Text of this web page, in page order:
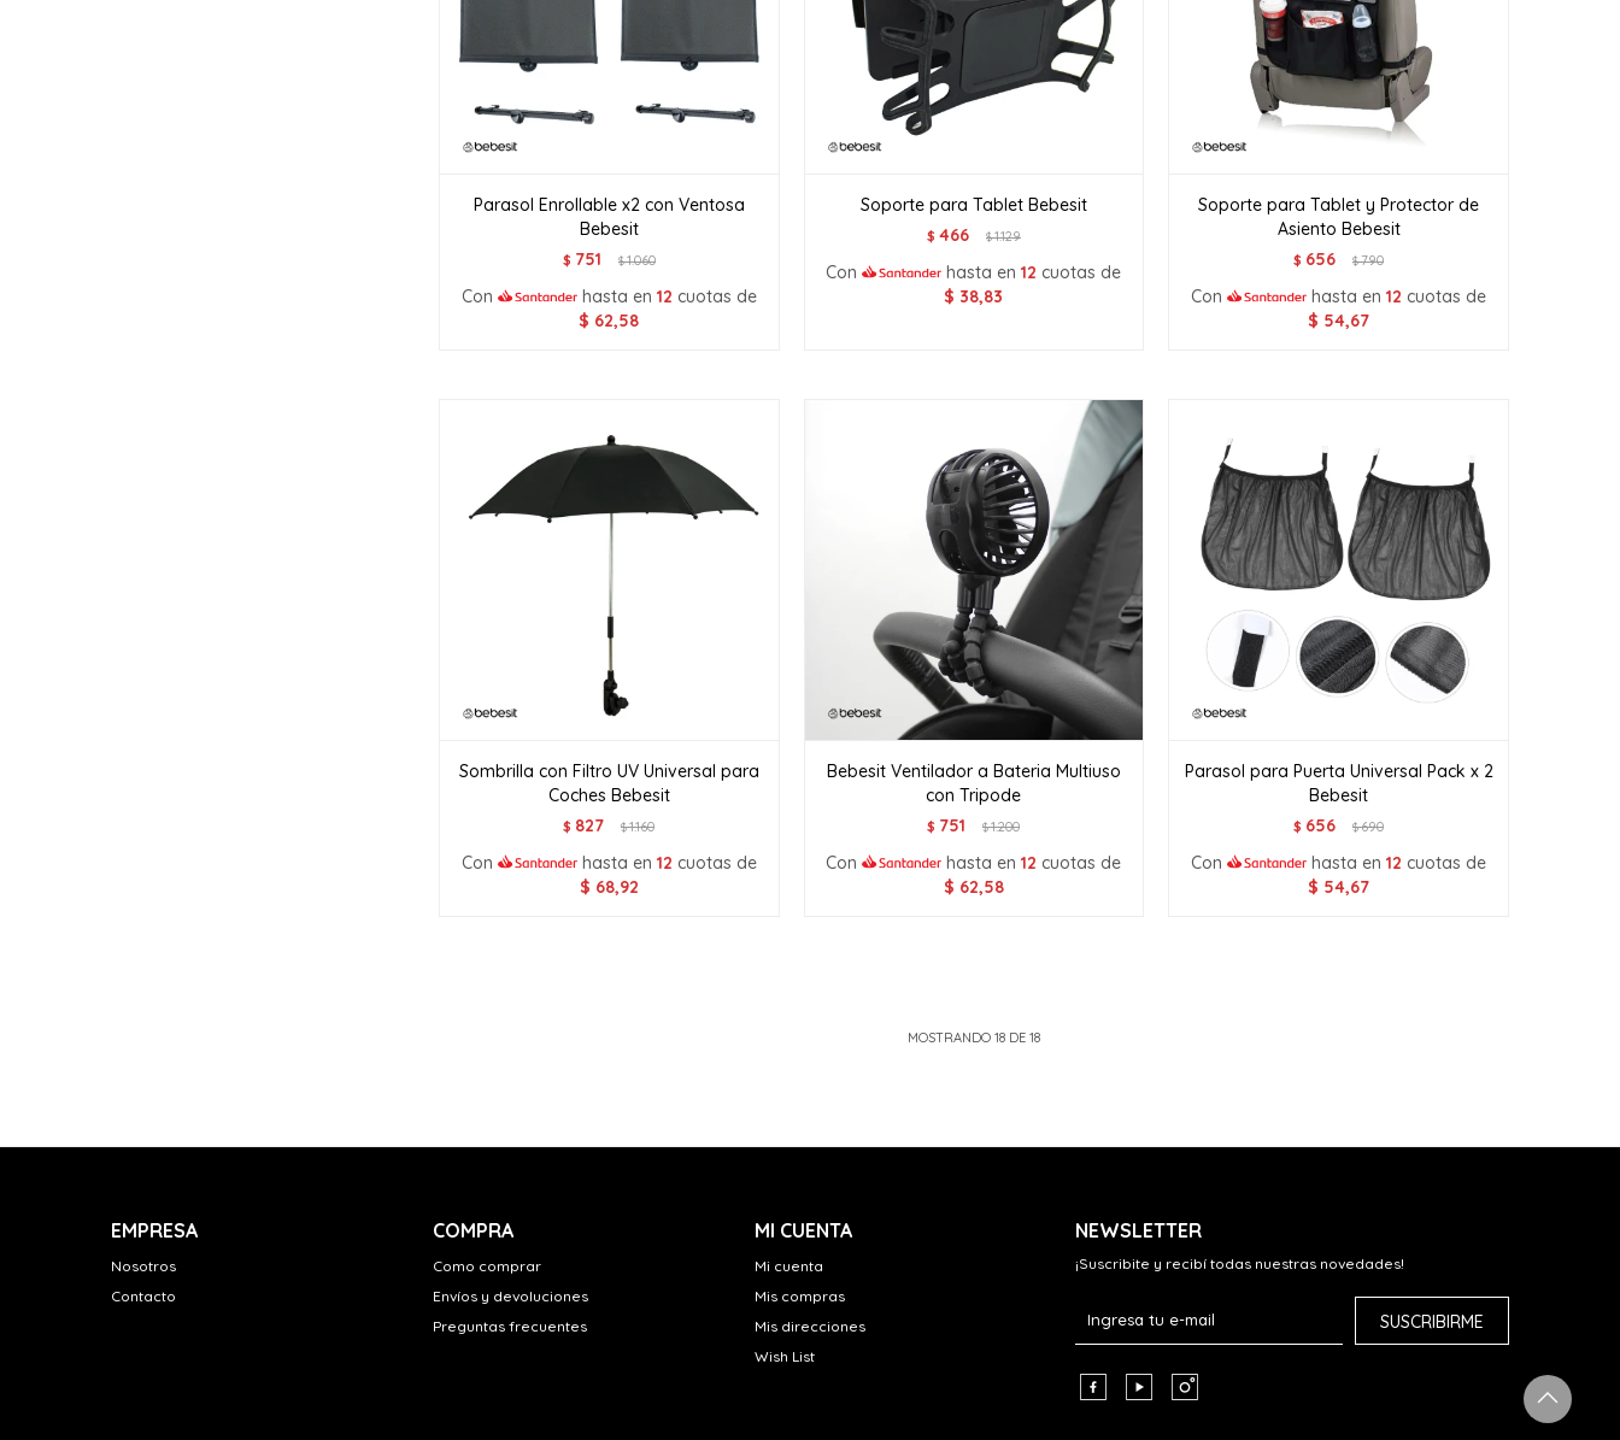
Parasol Enrollable x2 con Ventosa
Bebesit
$ 751 $1.060
Con hasta en 12 cuotas de
$ 62,58
Soporte para Tablet Bebesit
$ 466 $1.129
Con hasta en12 cuotas de
$ 38,83
Soporte para Tablet y Protector de
Asiento Bebesit
$ 656 $790
Con hasta en12 cuotas de
$ 54,67
Sombrilla con Filtro UV Universal para
Coches Bebesit
$ 827 $1.160
Con hasta en 12 cuotas de
$ 68,92
Bebesit Ventilador a Bateria Multiuso
con Tripode
$ 751 $1.200
Con hasta en12 cuotas de
$ 62,58
Parasol para Puerta Universal Pack x 2
Bebesit
$ 656 $690
Con hasta en12 cuotas de
$ 54,67
MOSTRANDO 18 DE 18
EMPRESA
Nosotros
Contacto
COMPRA
Como comprar
Envíos y devoluciones
Preguntas frecuentes
MI CUENTA
Mi cuenta
Mis compras
Mis direcciones
Wish List
NEWSLETTER
¡Suscribite y recibí todas nuestras novedades!
SUSCRIBIRME
  